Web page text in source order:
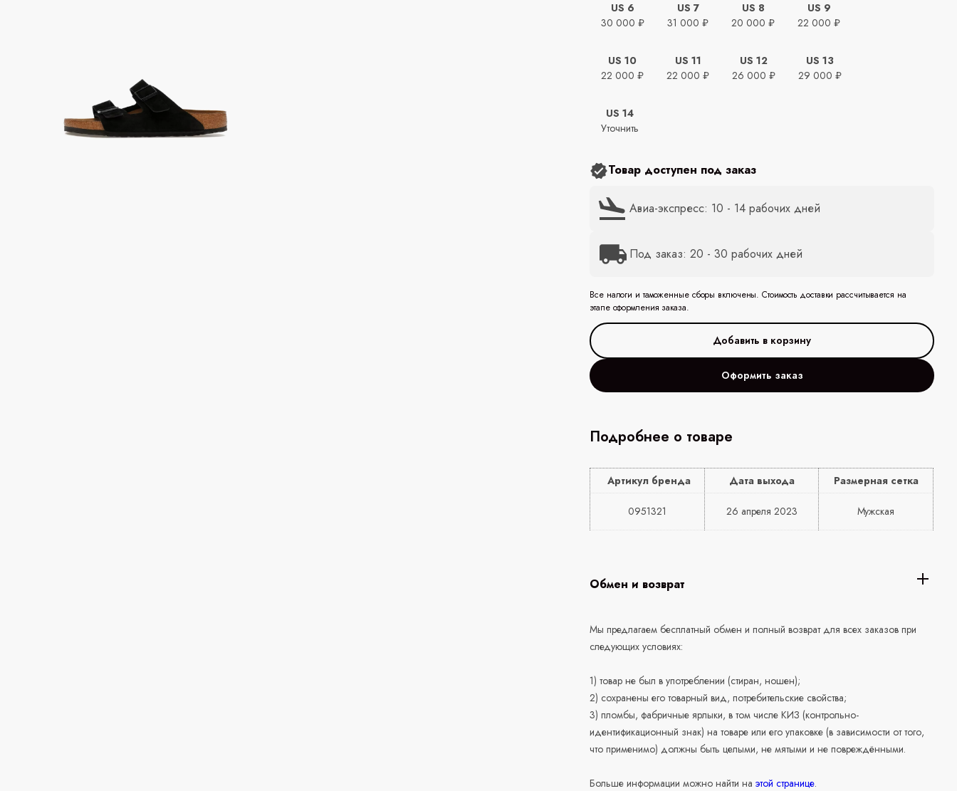
US 6
30 000 ₽
US 7
31 000 ₽
US 8
20 000 ₽
US 9
22 000 ₽
US 10
22 000 ₽
US 11
22 000 ₽
US 12
26 000 ₽
US 13
29 000 ₽
US 14
Уточнить
Товар доступен под заказ
Авиа-экспресс: 10 - 14 рабочих дней
Под заказ: 20 - 30 рабочих дней
Все налоги и таможенные сборы включены. Стоимость доставки рассчитывается на
этапе оформления заказа.
Оформить заказ
Подробнее о товаре
Артикул бренда Дата выхода Размерная сетка
0951321 26 апреля 2023 Мужская
Обмен и возврат
Мы предлагаем бесплатный обмен и полный возврат для всех заказов при
следующих условиях:
1) товар не был в употреблении (стиран, ношен);
2) сохранены его товарный вид, потребительские свойства;
3) пломбы, фабричные ярлыки, в том числе КИЗ (контрольно-
идентификационный знак) на товаре или его упаковке (в зависимости от того,
что применимо) должны быть целыми, не мятыми и не повреждёнными.
Больше информации можно найти наэтой странице.